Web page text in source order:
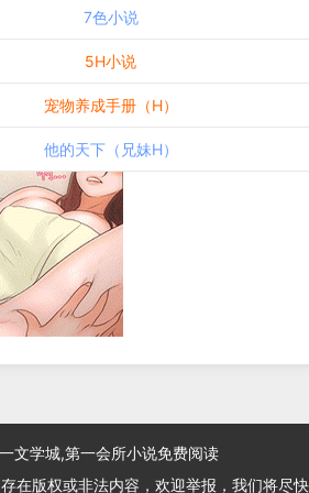
7色小说
5H小说
宠物养成手册（H）
他的天下（兄妹H）
文学城,第一会所小说免费阅读
在版权或非法内容，欢迎举报，我们将尽快